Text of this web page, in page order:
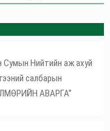
Сумын Нийтийн аж ахуй
салбарын
АВАРГА”